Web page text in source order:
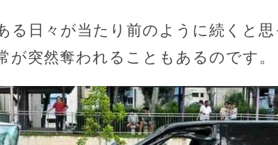
る日々が当たり前のように続くと
が突然奪われることもあるのです。